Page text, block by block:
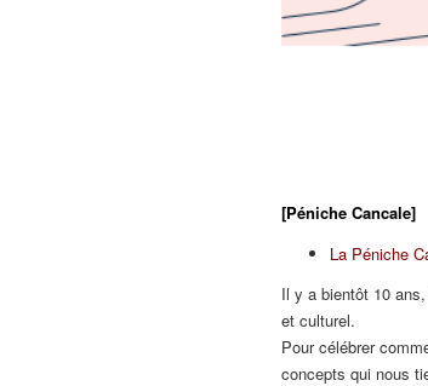
[Péniche Cancale]
La Péniche
Il y a bientôt 10
et culturel.
Pour célébrer
concepts qui nous